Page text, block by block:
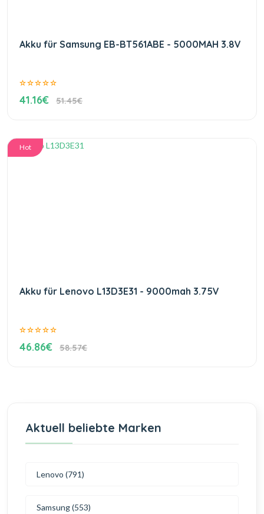
Akku für Samsung EB-BT561ABE - 5000MAH 3.8V
41.16€ 51.45€
Hot
Akku für Lenovo L13D3E31 - 9000mah 3.75V
46.86€ 58.57€
Aktuell beliebte Marken
Lenovo (791)
Samsung (553)